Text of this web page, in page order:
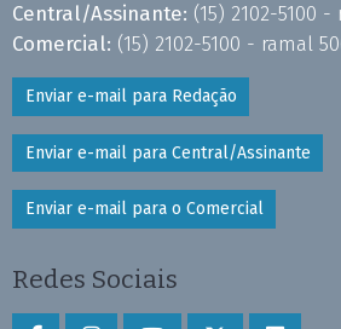
Central/Assinante: (15) 2102-5100 -
Comercial: (15) 2102-5100 - ramal
Enviar e-mail para Redação
Enviar e-mail para Central/Assinante
Enviar e-mail para o Comercial
Redes Sociais